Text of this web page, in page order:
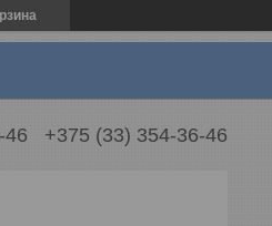
46 +375 (33) 354-36-46